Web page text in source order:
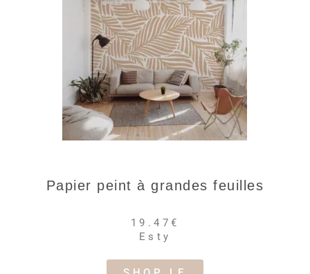
Papier peint à grandes feuilles
19.47€
Esty